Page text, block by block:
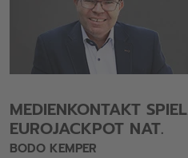
MEDIENKONTAKT
EUROJACKPOT NAT.
BODO KEMPER